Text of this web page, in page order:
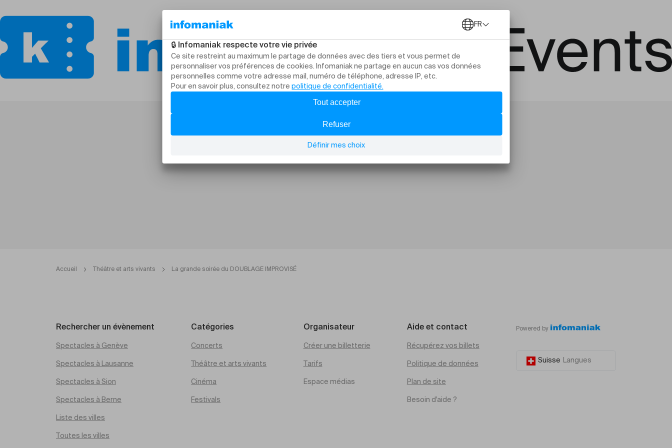
Accueil Théâtre et arts vivants La grande soirée du DOUBLAGE IMPROVISÉ
Rechercher un évènement
Spectacles à Genève
Spectacles à Lausanne
Spectacles à Sion
Spectacles à Berne
Liste des villes
Toutes les villes
Catégories
Concerts
Théâtre et arts vivants
Cinéma
Festivals
Organisateur
Créer une billetterie
Tarifs
Espace médias
Aide et contact
Récupérez vos billets
Politique de données
Plan de site
Besoin d'aide ?
Powered by
Suisse Langues